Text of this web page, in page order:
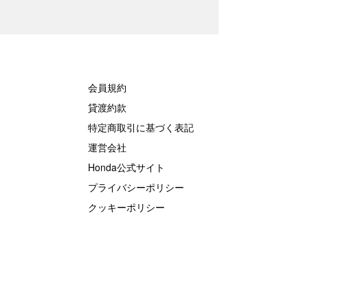
会員規約
貸渡約款
特定商取引に基づく表記
運営会社
Honda公式サイト
プライバシーポリシー
クッキーポリシー